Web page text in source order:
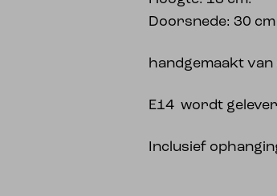
Doorsnede: 30 cm
handgemaakt van
E14 wordt
Inclusief